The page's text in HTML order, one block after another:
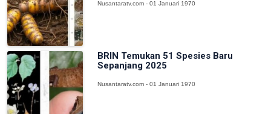
Nusantaratv.com - 01 Januari 1970
BRIN Temukan 51 Spesies Baru
Sepanjang 2025
Nusantaratv.com - 01 Januari 1970